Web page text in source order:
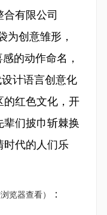
有限公司
创意雏形，
的动作命名，
计语言创意化
的红色文化，开
辈们披巾斩棘换
时代的人们乐
览器查看） ：